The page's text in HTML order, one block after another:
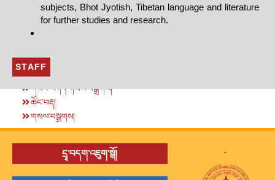
subjects, Bhot Jyotish, Tibetan language and literature
for further studies and research.
STAFF
གསར་འགོད་གསལ་བསྒྲགས།
ཚོང་བརྡ།
གསལ་བསྒྲགས།
དྲྭ་བདག་འཇུག་སྒོ། .